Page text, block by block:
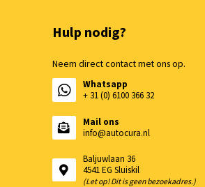
Hulp nodig?
Neem direct contact met ons op.
Whatsapp
+ 31 (0) 6100 366 32
Mail ons
info@autocura.nl
Baljuwlaan 36
4541 EG Sluiskil
(Let op! Dit is geen bezoekadres.)